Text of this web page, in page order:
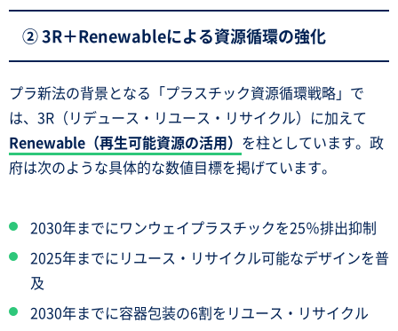
② 3R＋Renewableによる資源循環の強化
プラ新法の背景となる「プラスチック資源循環戦略」で
は、3R（リデュース・リユース・リサイクル）に加えて
Renewable（再生可能資源の活用） を柱としています。政
府は次のような具体的な数値目標を掲げています。
2030年までにワンウェイプラスチックを25％排出抑制
2025年までにリユース・リサイクル可能なデザインを普
及
2030年までに容器包装の6割をリユース・リサイクル